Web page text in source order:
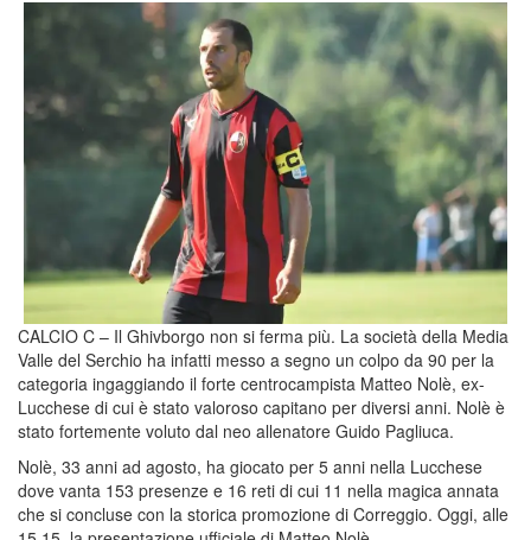
CALCIO C – Il Ghivborgo non si ferma più. La società della Media
Valle del Serchio ha infatti messo a segno un colpo da 90 per la
categoria ingaggiando il forte centrocampista Matteo Nolè, ex-
Lucchese di cui è stato valoroso capitano per diversi anni. Nolè è
stato fortemente voluto dal neo allenatore Guido Pagliuca.
Nolè, 33 anni ad agosto, ha giocato per 5 anni nella Lucchese
dove vanta 153 presenze e 16 reti di cui 11 nella magica annata
che si concluse con la storica promozione di Correggio. Oggi, alle